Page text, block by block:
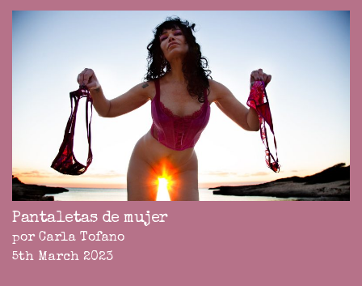
Pantaletas de mujer
por Carla Tofano
5th March 2023